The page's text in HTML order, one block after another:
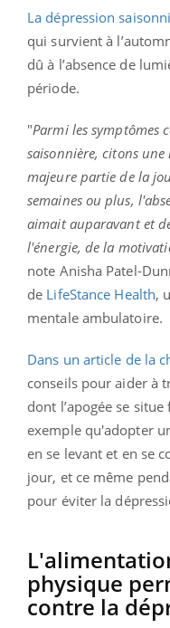
La dépression
qui survient à
dû à l’absence de
période.
"Parmi les symptômes
saisonnière, citons
majeure partie de la
semaines ou plus,
aimait auparavant et
l'énergie, de la
note Anisha Patel-
de LifeStance Health,
mentale ambulatoire.
Dans un article de la
conseils pour aider à
dont l’apogée se
exemple qu'adopter
en se levant et en se
jour, et ce même
pour éviter la
physique
contre la